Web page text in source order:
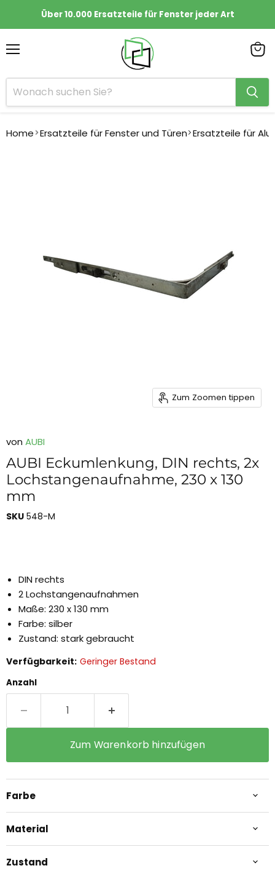
Über 10.000 Ersatzteile für Fenster jeder Art
Home Ersatzteile für Fenster und Türen Ersatzteile für
Zum Zoomen tippen
von AUBI
AUBI Eckumlenkung, DIN rechts, 2x
Lochstangenaufnahme, 230 x 130
mm
SKU 548-M
DIN rechts
2 Lochstangenaufnahmen
Maße: 230 x 130 mm
Farbe: silber
Zustand: stark gebraucht
Verfügbarkeit: Geringer Bestand
Anzahl
Zum Warenkorb hinzufügen
Farbe
Material
Zustand